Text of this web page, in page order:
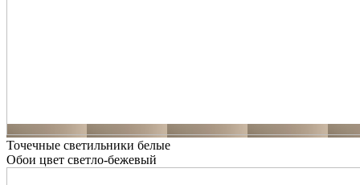
Точечные светильники белые
Обои цвет светло-бежевый